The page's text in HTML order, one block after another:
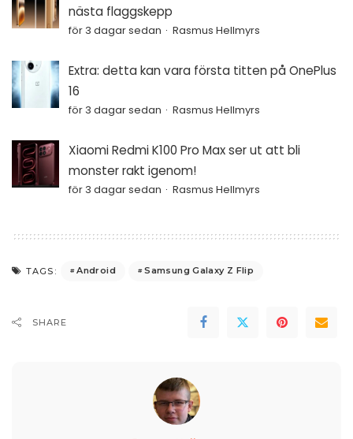
nästa flaggskepp
för 3 dagar sedan Rasmus Hellmyrs
Extra: detta kan vara första titten på OnePlus
16
för 3 dagar sedan Rasmus Hellmyrs
Xiaomi Redmi K100 Pro Max ser ut att bli
monster rakt igenom!
för 3 dagar sedan Rasmus Hellmyrs
TAGS: Android Samsung Galaxy Z Flip
SHARE